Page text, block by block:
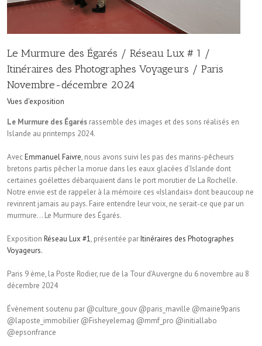
Le Murmure des Égarés / Réseau Lux # 1 /
Itinéraires des Photographes Voyageurs / Paris
Novembre-décembre 2024
Vues d'exposition
Le Murmure des Égarés rassemble des images et des sons réalisés en
Islande au printemps 2024.
AvecEmmanuel Faivre, nous avons suivi les pas des marins-pêcheurs
bretons partis pêcher la morue dans les eaux glacées d’Islande dont
certaines goélettes débarquaient dans le port morutier de La Rochelle.
Notre envie est de rappeler à la mémoire ces «Islandais» dont beaucoup ne
revinrent jamais au pays. Faire entendre leur voix, ne serait-ce que par un
murmure… Le Murmure des Égarés.
Exposition Réseau Lux #1, présentée parItinéraires des Photographes
Voyageurs.
Paris 9 ème, la Poste Rodier, rue de la Tour d’Auvergne du 6 novembre au 8
décembre 2024
Évènement soutenu par @culture_gouv @paris_maville @mairie9paris
@laposte_immobilier @Fisheyelemag @mmf_pro @initiallabo
@epsonfrance